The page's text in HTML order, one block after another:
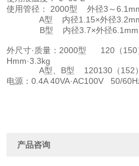
使用管径： 2000型 外径3～
A型 内径1.15×外径
B型 内径3.7×外径6.1mm
外尺寸·质量：2000型 120（150
Hmm·3.3kg
A型、B型 120130（152）
电源：0.4A 40VA·AC100V 50/
产品咨询